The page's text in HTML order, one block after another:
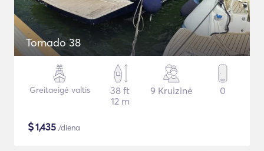
Tornado 38
Greitaeigė valtis
38 ft
12 m
9 Kruizinė 0
$1,435 /diena